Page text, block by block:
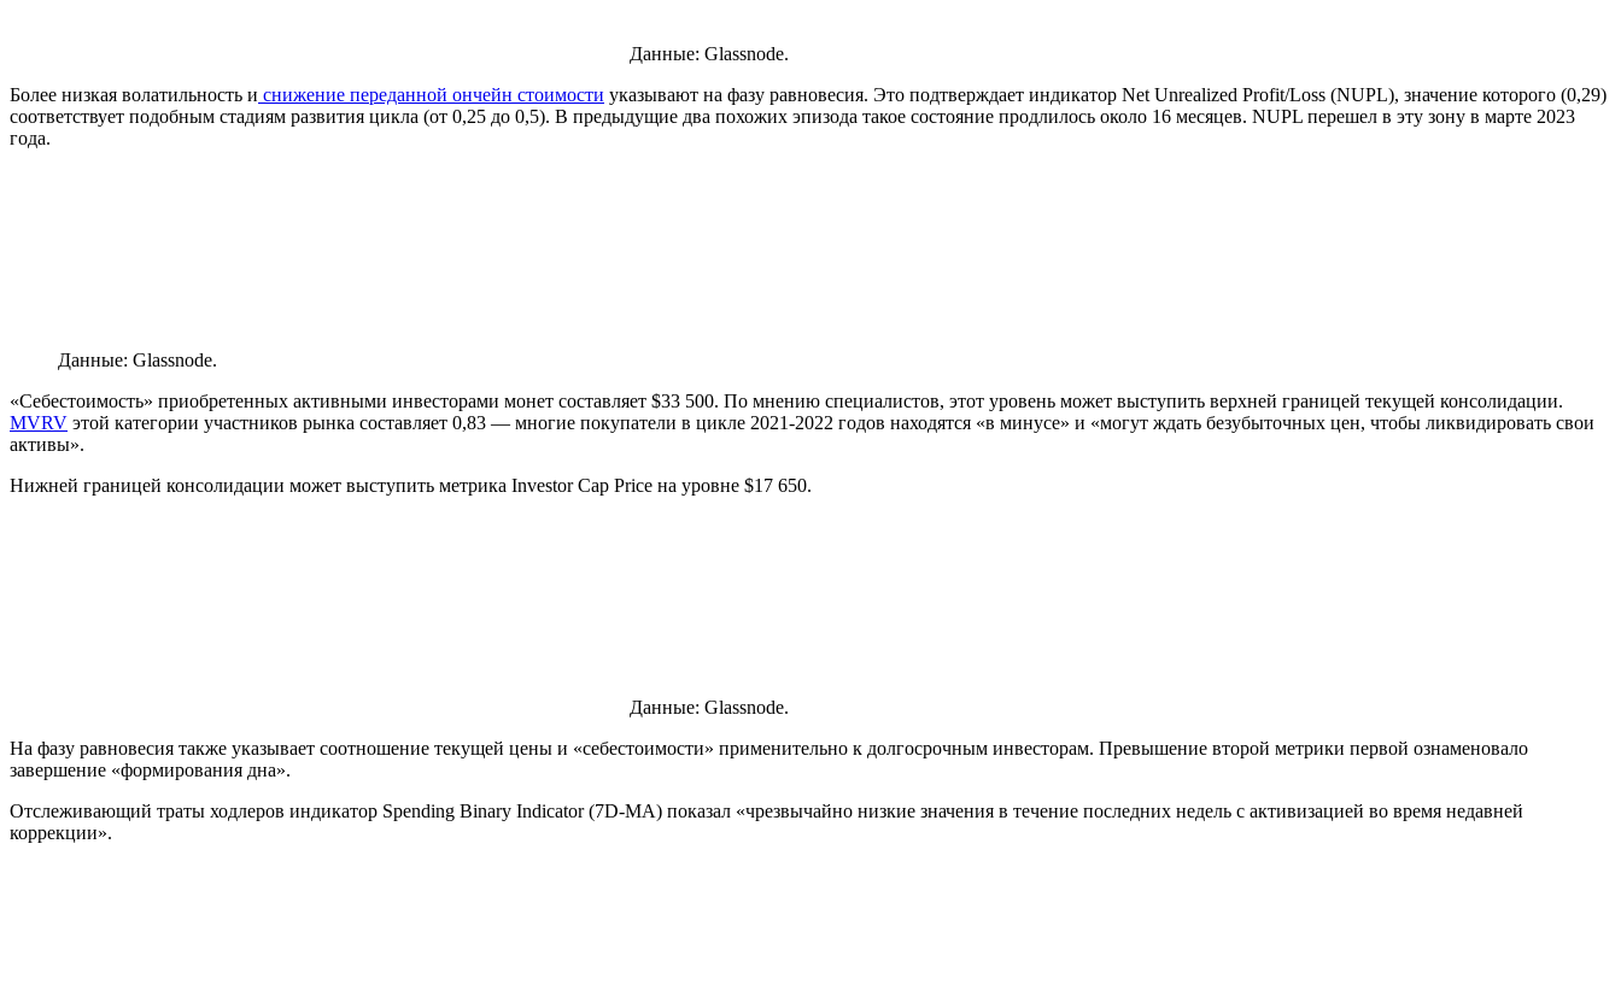
Данные: Glassnode.
Более низкая волатильность и снижение переданной ончейн стоимости указывают на фазу равновесия. Это подтверждает индикатор Net Unrealized Profit/Loss (NUPL), значение которого (0,29)
соответствует подобным стадиям развития цикла (от 0,25 до 0,5). В предыдущие два похожих эпизода такое состояние продлилось около 16 месяцев. NUPL перешел в эту зону в марте 2023
года.
Данные: Glassnode.
«Себестоимость» приобретенных активными инвесторами монет составляет $33 500. По мнению специалистов, этот уровень может выступить верхней границей текущей консолидации.
MVRV этой категории участников рынка составляет 0,83 — многие покупатели в цикле 2021-2022 годов находятся «в минусе» и «могут ждать безубыточных цен, чтобы ликвидировать свои
активы».
Нижней границей консолидации может выступить метрика Investor Cap Price на уровне $17 650.
Данные: Glassnode.
На фазу равновесия также указывает соотношение текущей цены и «себестоимости» применительно к долгосрочным инвесторам. Превышение второй метрики первой ознаменовало
завершение «формирования дна».
Отслеживающий траты ходлеров индикатор Spending Binary Indicator (7D-MA) показал «чрезвычайно низкие значения в течение последних недель с активизацией во время недавней
коррекции».